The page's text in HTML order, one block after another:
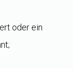
oder ein